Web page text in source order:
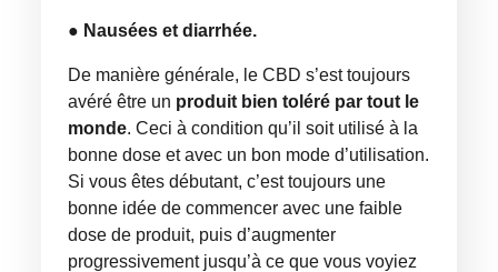
● Nausées et diarrhée.
De manière générale, le CBD s’est toujours
avéré être un produit bien toléré par tout le
monde. Ceci à condition qu’il soit utilisé à la
bonne dose et avec un bon mode d’utilisation.
Si vous êtes débutant, c’est toujours une
bonne idée de commencer avec une faible
dose de produit, puis d’augmenter
progressivement jusqu’à ce que vous voyiez